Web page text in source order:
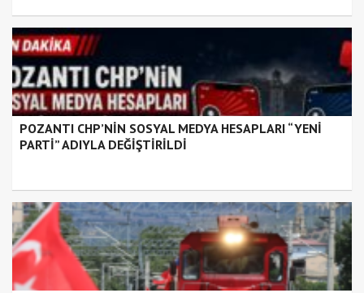
POZANTI CHP’NİN SOSYAL MEDYA HESAPLARI “YENİ
PARTİ” ADIYLA DEĞİŞTİRİLDİ